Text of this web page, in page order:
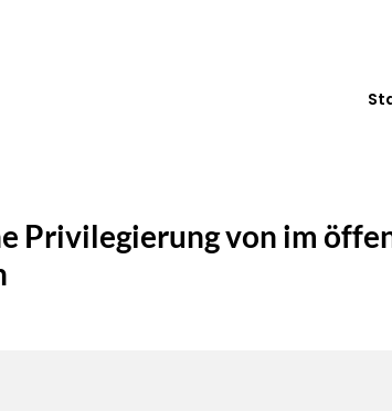
Privilegierung von im